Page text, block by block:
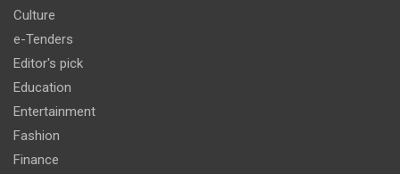
Culture
e-Tenders
Editor's pick
Education
Entertainment
Fashion
Finance